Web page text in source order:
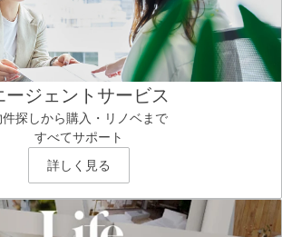
ージェントサービス
件探しから購入・リノベまで
すべてサポート
詳しく見る